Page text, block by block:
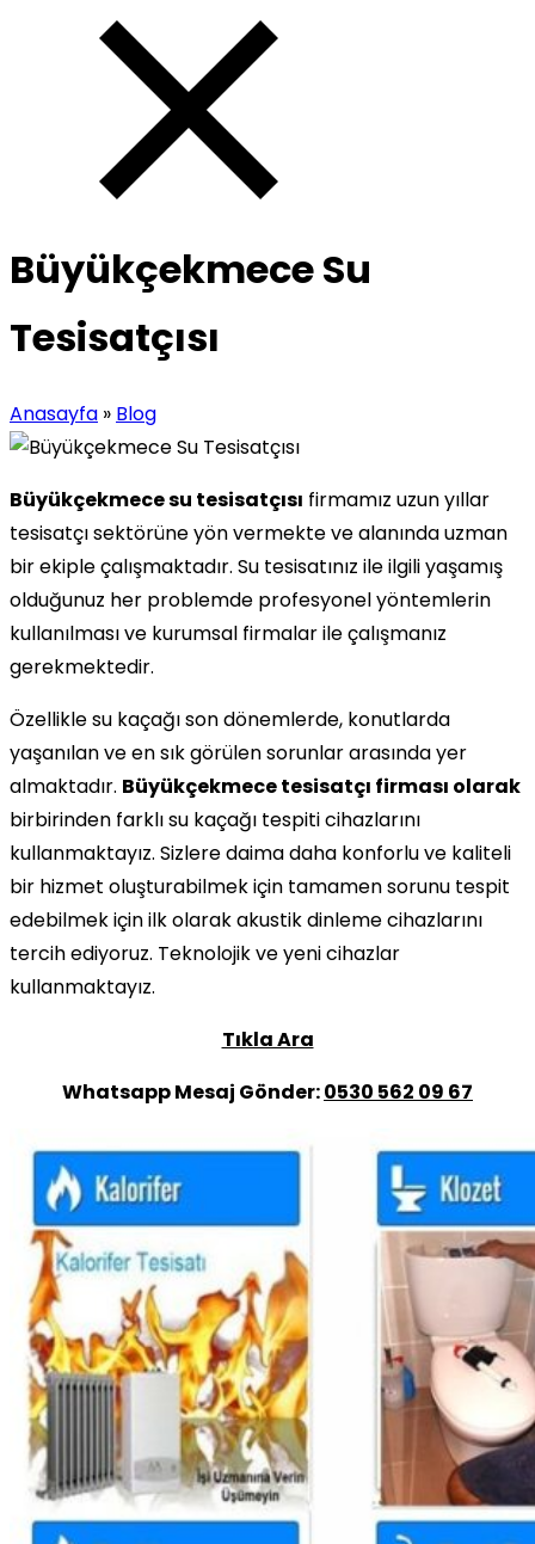
Büyükçekmece Su
Tesisatçısı
Anasayfa » Blog
Büyükçekmece su tesisatçısı firmamız uzun yıllar
tesisatçı sektörüne yön vermekte ve alanında uzman
bir ekiple çalışmaktadır. Su tesisatınız ile ilgili yaşamış
olduğunuz her problemde profesyonel yöntemlerin
kullanılması ve kurumsal firmalar ile çalışmanız
gerekmektedir.
Özellikle su kaçağı son dönemlerde, konutlarda
yaşanılan ve en sık görülen sorunlar arasında yer
almaktadır. Büyükçekmece tesisatçı firması olarak
birbirinden farklı su kaçağı tespiti cihazlarını
kullanmaktayız. Sizlere daima daha konforlu ve kaliteli
bir hizmet oluşturabilmek için tamamen sorunu tespit
edebilmek için ilk olarak akustik dinleme cihazlarını
tercih ediyoruz. Teknolojik ve yeni cihazlar
kullanmaktayız.
Tıkla Ara
Whatsapp Mesaj Gönder:0530 562 09 67